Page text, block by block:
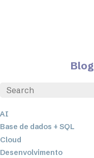
Blog
AI
Base de dados + SQL
Cloud
Desenvolvimento